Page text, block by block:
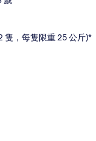
隻，每隻限重 25 公斤)*